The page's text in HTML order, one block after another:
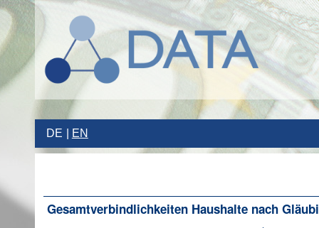
DE EN
Gesamtverbindlichkeiten Haushalte nach